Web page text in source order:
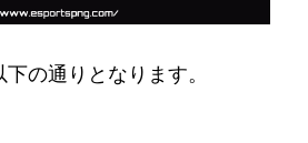
の通りとなります。